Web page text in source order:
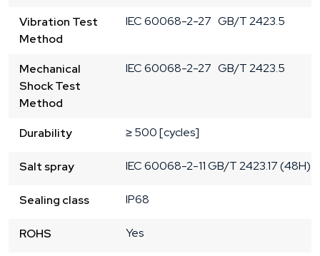
Vibration Test
Method
IEC 60068-2-27   GB/T 2423.5
Mechanical
Shock Test
Method
IEC 60068-2-27   GB/T 2423.5
Durability ≥ 500 [cycles]
Salt spray IEC 60068-2-11 GB/T 2423.17 (48H)
Sealing class IP68
ROHS Yes